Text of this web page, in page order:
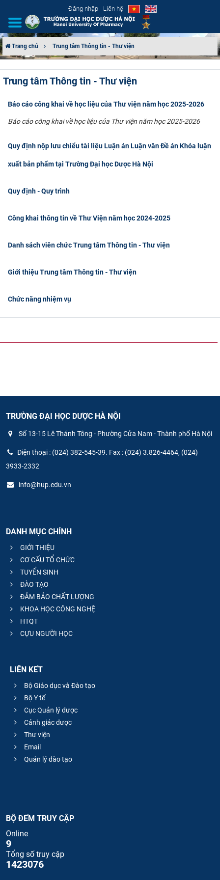
Đăng nhập Liên hệ
CƠ CẤU TỔ CHỨC
ĐẢM BẢO CHẤT LƯỢNG
Trang chủ Trung tâm Thông tin - Thư viện
Trung tâm Thông tin - Thư viện
Báo cáo công khai về học liệu của Thư viện năm học 2025-2026
Báo cáo công khai về học liệu của Thư viện năm học 2025-2026
Quy định nộp lưu chiểu tài liệu Luận án Luận văn Đề án Khóa luận
xuất bản phẩm tại Trường Đại học Dược Hà Nội
Quy định - Quy trình
Công khai thông tin về Thư Viện năm học 2024-2025
Danh sách viên chức Trung tâm Thông tin - Thư viện
Giới thiệu Trung tâm Thông tin - Thư viện
Chức năng nhiệm vụ
TRƯỜNG ĐẠI HỌC DƯỢC HÀ NỘI
Số 13-15 Lê Thánh Tông - Phường Cửa Nam - Thành phố Hà Nội
Điện thoại : (024) 382-545-39. Fax : (024) 3.826-4464, (024)
3933-2332
info@hup.edu.vn
DANH MỤC CHÍNH
GIỚI THIỆU
CƠ CẤU TỔ CHỨC
TUYỂN SINH
ĐÀO TẠO
ĐẢM BẢO CHẤT LƯỢNG
KHOA HỌC CÔNG NGHỆ
HTQT
CỰU NGƯỜI HỌC
LIÊN KẾT
Bộ Giáo dục và Đào tạo
Bộ Y tế
Cục Quản lý dược
Cảnh giác dược
Thư viện
Email
Quản lý đào tạo
BỘ ĐẾM TRUY CẬP
Online
9
Tổng số truy cập
1423076